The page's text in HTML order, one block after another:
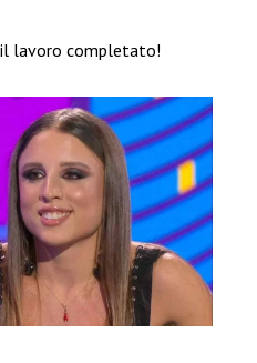
il lavoro completato!